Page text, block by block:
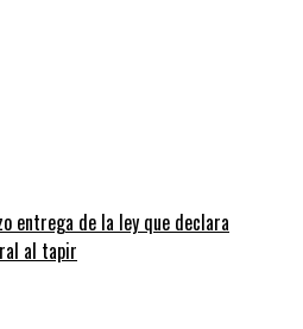
entrega de la ley que declara
al tapir